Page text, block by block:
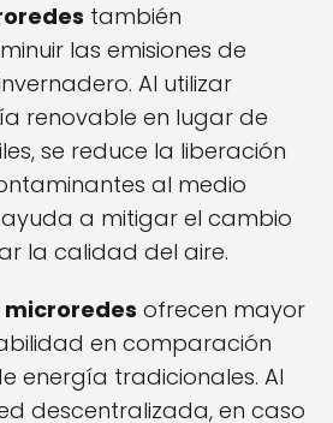
también
las emisiones de
Al utilizar
renovable en lugar de
se reduce la liberación
al medio
a mitigar el cambio
la calidad del aire.
microredes ofrecen mayor
en comparación
energía tradicionales. Al
descentralizada, en caso